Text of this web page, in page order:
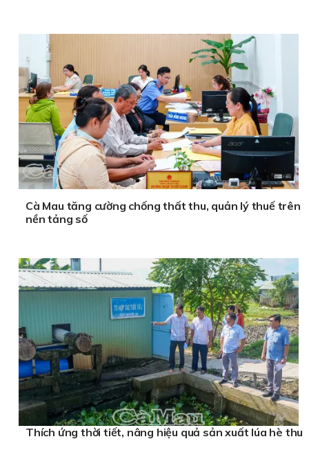
Cà Mau tăng cường chống thất thu, quản lý thuế trên
nền tảng số
Thích ứng thời tiết, nâng hiệu quả sản xuất lúa hè thu